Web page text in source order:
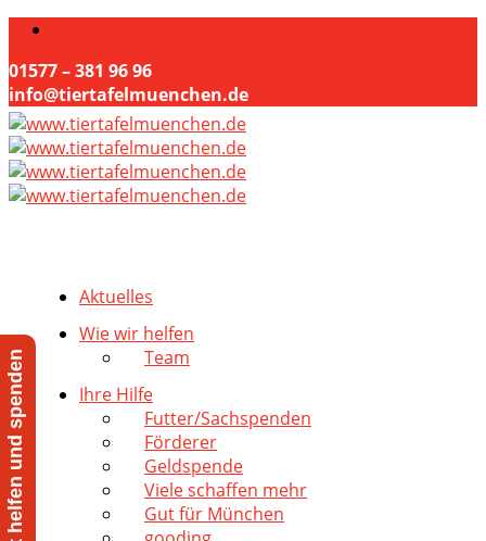
01577 – 381 96 96
info@tiertafelmuenchen.de
Aktuelles
Wie wir helfen
Team
Ihre Hilfe
Futter/Sachspenden
Förderer
Geldspende
Viele schaffen mehr
Gut für München
Jetzt helfen und spenden